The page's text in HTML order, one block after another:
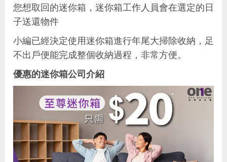
您想取回的迷你箱，迷你箱工作人員會在選定的日
子送還物件
小編已經決定使用迷你箱進行年尾大掃除收納，足
不出戶便能完成整個收納過程，非常方便。
優惠的迷你箱公司介紹